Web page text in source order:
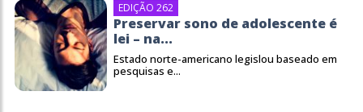
EDIÇÃO 262
Preservar sono de adolescente é
lei – na...
Estado norte-americano legislou baseado em
pesquisas e...